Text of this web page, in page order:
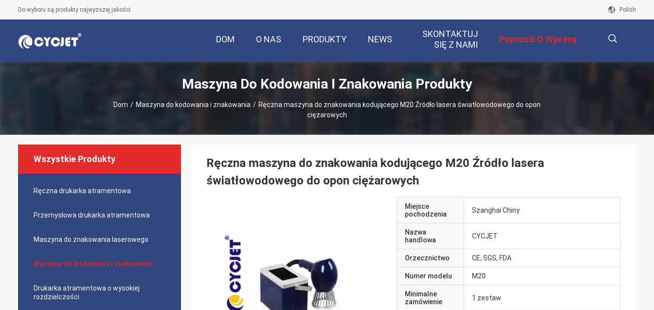
Do wyboru są produkty najwyższej jakości Polish
DOM O NAS PRODUKTY NEWS
SKONTAKTUJ
SIĘ Z NAMI
Poprosić O Wycenę
Maszyna Do Kodowania I Znakowania Produkty
Dom / Maszyna do kodowania i znakowania / Ręczna maszyna do znakowania kodującego M20 Źródło lasera światłowodowego do opon
ciężarowych
Wszystkie Produkty
Ręczna drukarka atramentowa
Przemysłowa drukarka atramentowa
Maszyna do znakowania laserowego
Maszyna do kodowania i znakowania
Drukarka atramentowa o wysokiej
rozdzielczości
Ręczna maszyna do znakowania kodującego M20 Źródło lasera
światłowodowego do opon ciężarowych
Miejsce
pochodzenia
Szanghai Chiny
Nazwa
handlowa
CYCJET
Orzecznictwo CE, SGS, FDA
Numer modelu M20
Minimalne
zamówienie
1 zestaw